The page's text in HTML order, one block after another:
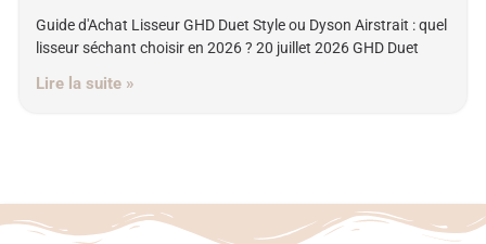
Guide d'Achat Lisseur GHD Duet Style ou Dyson Airstrait : quel
lisseur séchant choisir en 2026 ? 20 juillet 2026 GHD Duet
Lire la suite »